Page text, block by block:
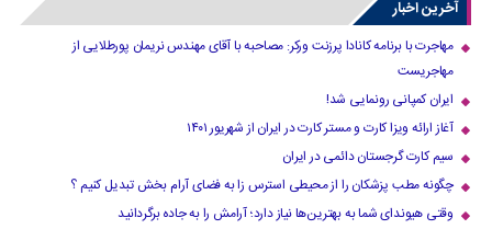
آخرین اخبار
مهاجرت با برنامه کانادا پرزنت ورکر: مصاحبه با آقای مهندس نریمان پورطلایی از
مهاجریست
ایران کمپانی رونمایی شد!
آغاز ارائه ویزا کارت و مستر کارت در ایران از شهریور ۱۴۰۱
سیم کارت گرجستان دائمی در ایران
چگونه مطب پزشکان را از محیطی استرس زا به فضای آرام بخش تبدیل کنیم ؟
وقتی هیوندای شما به بهترین‌ها نیاز دارد؛ آرامش را به جاده برگردانید